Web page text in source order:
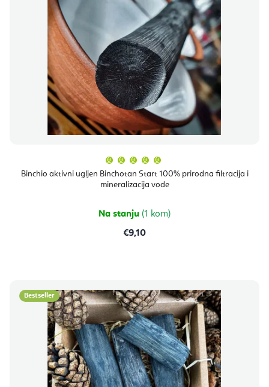
Binchio aktivni ugljen Binchotan Start 100% prirodna filtracija i
mineralizacija vode
proizvoda
je
5,0
zvjezdica.
Na stanju (1 kom)
€9,10
Bestseller